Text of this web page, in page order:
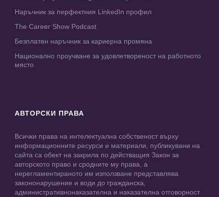
Наръчник за перфектния LinkedIn профил
The Career Show Podcast
Безплатен наръчник за кариерна промяна
Национално проучване за удовлетвореност на работното
място
АВТОРСКИ ПРАВА
Всички права на интелектуална собственост върху
информационните ресурси и материали, публикувани на
сайта са обект на закрила по действащия Закон за
авторското право и сродните му права, а
нерегламентираното им използване представлява
закононарушение и води до гражданска,
административнонаказателна и наказателна отговорност